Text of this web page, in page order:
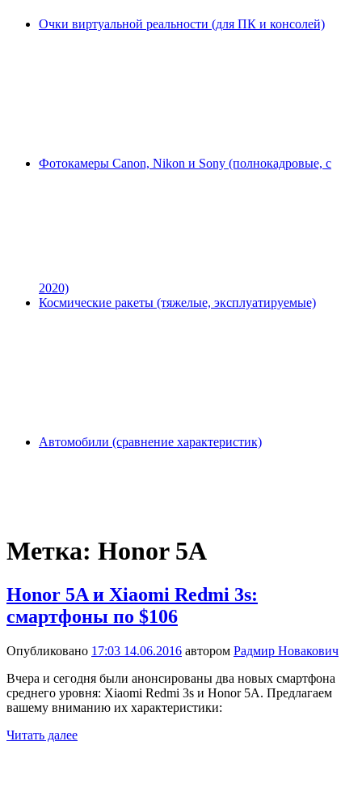
Очки виртуальной реальности (для ПК и консолей)
Фотокамеры Canon, Nikon и Sony (полнокадровые, с
2020)
Космические ракеты (тяжелые, эксплуатируемые)
Автомобили (сравнение характеристик)
Метка: Honor 5A
Honor 5A и Xiaomi Redmi 3s:
смартфоны по $106
Опубликовано 17:03 14.06.2016 автором Радмир Новакович
Вчера и сегодня были анонсированы два новых смартфона
среднего уровня: Xiaomi Redmi 3s и Honor 5A. Предлагаем
вашему вниманию их характеристики:
Читать далее